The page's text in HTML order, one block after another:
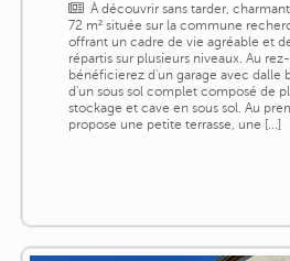
À découvrir sans tarder,
72 m² située sur la commune
offrant un cadre de vie agréable et
répartis sur plusieurs niveaux. Au
bénéficierez d'un garage avec dalle
d'un sous sol complet composé de
stockage et cave en sous sol. Au
propose une petite terrasse, une [...]